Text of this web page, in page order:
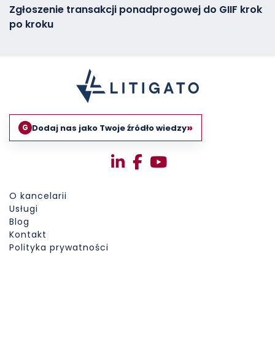
Zgłoszenie transakcji ponadprogowej do GIIF krok
po kroku
G Dodaj nas jako Twoje źródło wiedzy»
O kancelarii
Usługi
Blog
Kontakt
Polityka prywatności